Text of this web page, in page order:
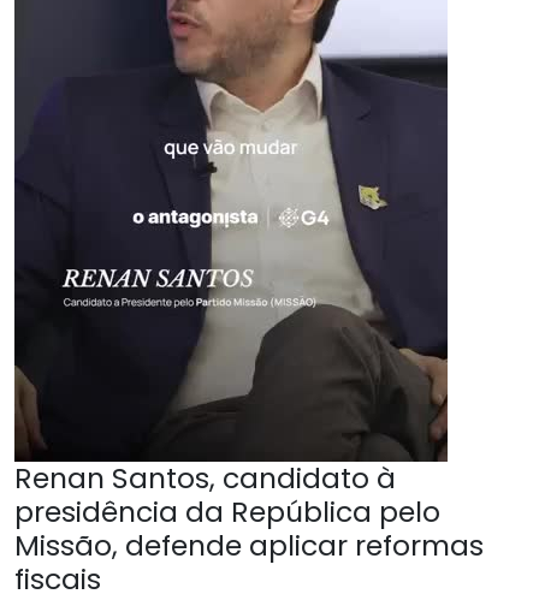
Renan Santos, candidato à
presidência da República pelo
Missão, defende aplicar reformas
fiscais